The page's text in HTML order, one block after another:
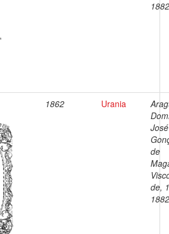
1882
1862 Urania
José
de
de,
1882